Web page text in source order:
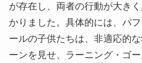
が存在し、両者の行動が大き
かりました。具体的には、パ
ールの子供たちは、非適応的
ーンを見せ、ラーニング・ゴ